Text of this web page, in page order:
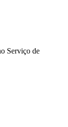
Serviço de